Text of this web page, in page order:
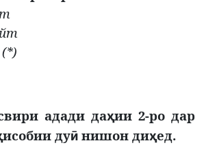
адади даҳии 2-ро дар
исобии дуӣнишон диҳед.